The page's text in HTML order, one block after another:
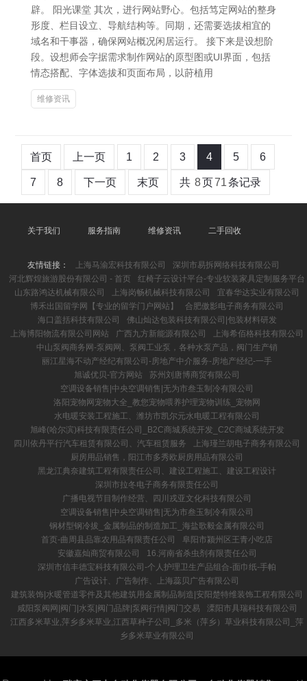
辟。 阳光课堂 其次，进行网站野心。包括笃定网站的整身
形度、栏目设立、导航结构等。同期，还需要选拔相宜的
域名和干事器，确保网站概况闲居运行。 接下来是设想阶
段。设想师会字据需求制作网站的原型图或UI界面，包括
情态搭配、字体选拔和页面布局，以莳植用
维修资讯
首页 上一页 1 2 3 4 5 6
7 8 下一页 末页 共 8页71条记录
关于我们 服务指南 维修资讯 二手回收
友情链接： 上海马渝宏科技有限公司
深圳市易拆网络科技有限公司
河北辉煌旅游股份有限公司 - 首页
红椅子云设计平台-专业软装家具定制服务平台
山东路鸿达机械有限公司
上海岗畅机械科技有限公司
宜春华达实业有限公司
博禾出国留学网【专业的留学门户网站】
合肥傲影电子商务有限公司
海口盖括科技有限公司
佛山灿达包装科技有限公司|包装材料研发
上海博阳物流有限公司网站
广西九方新能源有限公司
上海希佰格科技有限公司
中山泵阀商务网-泵阀网、泵阀工业泵，各种水泵产品，阀门生产销
丽江星海不动产经纪有限公司-房地产中介服务-房地产经纪-一手
旭诚优贝-官方网站
苏州刘唐博商贸有限公司
空调设备销售|中央空调销售|无为市叁玉制冷有限公司
洛阳宠物网宠物大全_教您宠物喂养护理宠物训练_宠物网
水电暖安装工程施工、潍坊市凯尔元水电暖工程有限公司
旭峰(哈尔滨)科技有限责任公司_B2C商城系统开发_C2C商城系统开发
四川依丹平行汽车租赁有限公司、汽车租赁服务
上海瑾兰胡电子商务有限公司
厨房用品销售，阳江市多秀欧厨房用品有限公司
黑龙江典奈建筑工程有限责任公司、建设工程施工、建设工程设计
深圳市拉冬电子商务有限责任公司
广播电视节目制作经营、四川戎亚文化科技有限公司
空调设备销售|中央空调销售|无为市叁玉制冷有限公司
钢材型钢冷拔_金属制品的制造加工_海盐歌毅金属有限公司
首页-曲周县品靠农用品有限责任公司
阜阳市颍州区王青小吃店
安徽嘉灿商贸有限公司
16.河南省杀虫剂有限责任公司
深圳市信丰德宝科技有限公司-个人护理卫生产品组合-面巾纸-手帕
广告设计、广告制作、上海蕊贝广告有限公司
建筑装饰|水暖管道零件及其他建筑用金属制品制造|安阳楚特维装饰工程有限公司
咸阳泵阀网|阀门|水泵|阀门品牌|泵阀行情|阀门交易
溧阳市具瑞科技有限公司
江西多米草业,萍乡多米草业,江西草种子公司_多米（萍乡）草业科技有限公司_萍
乡多米草业有限公司